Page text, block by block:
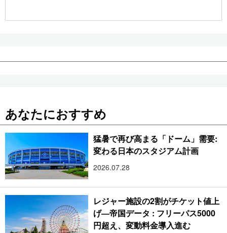
あなたにおすすめ
猛暑で再び高まる「ドーム」需要:
変わる日本のスタジアム計画
2026.07.28
レジャー施設の2割がチケット値上
げ―帝国データ : フリーパス5000
円超え、変動料金導入進む